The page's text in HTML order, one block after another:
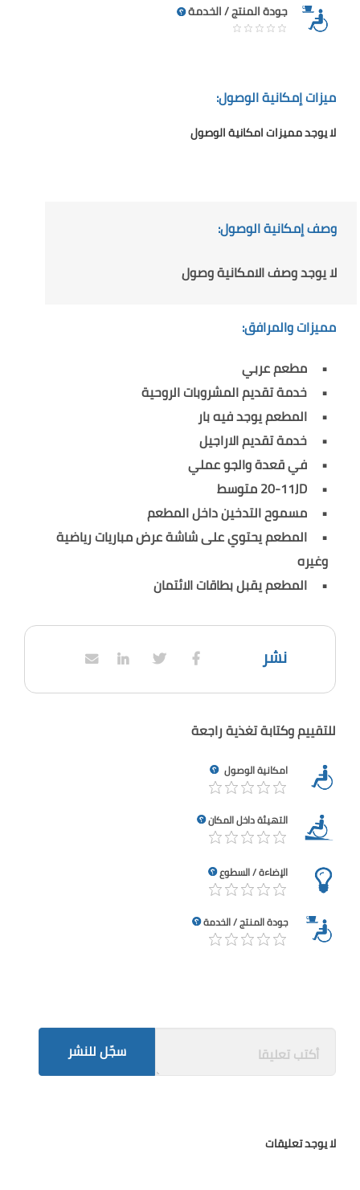
جودة المنتج / الخدمة
ميزات إمكانية الوصول:
لا يوجد مميزات امكانية الوصول
وصف إمكانية الوصول:
لا يوجد وصف الامكانية وصول
مميزات والمرافق:
مطعم عربي
خدمة تقديم المشروبات الروحية
المطعم يوجد فيه بار
خدمة تقديم الاراجيل
في قعدة والجو عملي
20-11JD متوسط
مسموح التدخين داخل المطعم
المطعم يحتوي على شاشة عرض مباريات رياضية
وغيره
المطعم يقبل بطاقات الائتمان
نشر
للتقييم وكتابة تغذية راجعة
امكانية الوصول
التهيئة داخل المكان
الإضاءة / السطوع
جودة المنتج / الخدمة
سجّل للنشر
لا يوجد تعليقات